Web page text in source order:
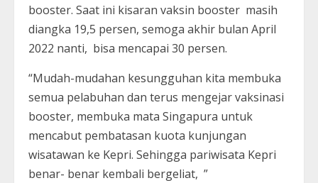
booster. Saat ini kisaran vaksin booster masih
diangka 19,5 persen, semoga akhir bulan April
2022 nanti, bisa mencapai 30 persen.
“Mudah-mudahan kesungguhan kita membuka
semua pelabuhan dan terus mengejar vaksinasi
booster, membuka mata Singapura untuk
mencabut pembatasan kuota kunjungan
wisatawan ke Kepri. Sehingga pariwisata Kepri
benar- benar kembali bergeliat, ”